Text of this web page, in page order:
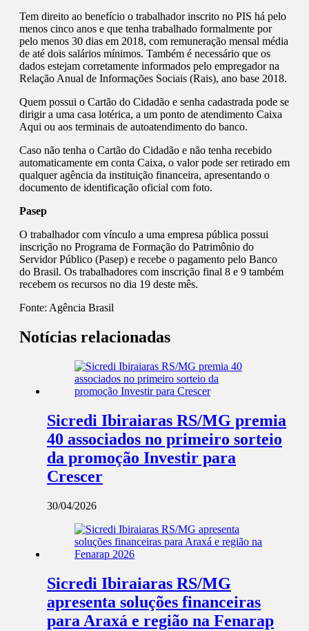
Tem direito ao benefício o trabalhador inscrito no PIS há pelo
menos cinco anos e que tenha trabalhado formalmente por
pelo menos 30 dias em 2018, com remuneração mensal média
de até dois salários mínimos. Também é necessário que os
dados estejam corretamente informados pelo empregador na
Relação Anual de Informações Sociais (Rais), ano base 2018.
Quem possui o Cartão do Cidadão e senha cadastrada pode se
dirigir a uma casa lotérica, a um ponto de atendimento Caixa
Aqui ou aos terminais de autoatendimento do banco.
Caso não tenha o Cartão do Cidadão e não tenha recebido
automaticamente em conta Caixa, o valor pode ser retirado em
qualquer agência da instituição financeira, apresentando o
documento de identificação oficial com foto.
Pasep
O trabalhador com vínculo a uma empresa pública possui
inscrição no Programa de Formação do Patrimônio do
Servidor Público (Pasep) e recebe o pagamento pelo Banco
do Brasil. Os trabalhadores com inscrição final 8 e 9 também
recebem os recursos no dia 19 deste mês.
Fonte: Agência Brasil
Notícias relacionadas
Sicredi Ibiraiaras RS/MG premia
40 associados no primeiro sorteio
da promoção Investir para
Crescer
30/04/2026
Sicredi Ibiraiaras RS/MG
apresenta soluções financeiras
para Araxá e região na Fenarap